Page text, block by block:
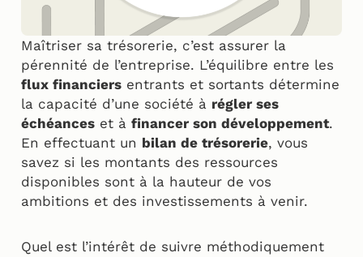
Maîtriser sa trésorerie, c’est assurer la
pérennité de l’entreprise. L’équilibre entre les
flux financiers entrants et sortants détermine
la capacité d’une société à régler ses
échéances et à financer son développement.
En effectuant un bilan de trésorerie, vous
savez si les montants des ressources
disponibles sont à la hauteur de vos
ambitions et des investissements à venir.
Quel est l’intérêt de suivre méthodiquement